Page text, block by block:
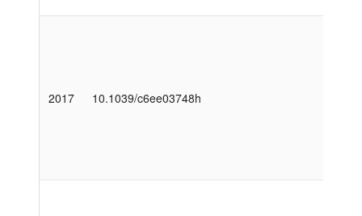
2017 10.1039/c6ee03748h